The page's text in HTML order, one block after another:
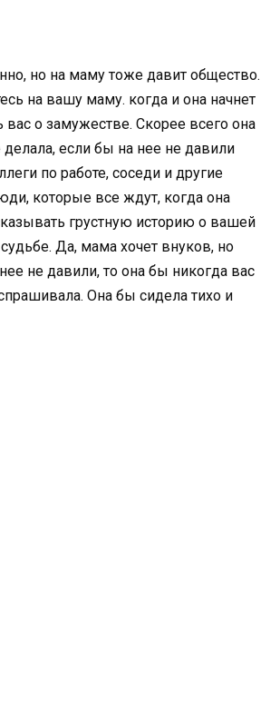
но на маму тоже давит общество.
на вашу маму. когда и она начнет
вас о замужестве. Скорее всего она
делала, если бы на нее не давили
по работе, соседи и другие
которые все ждут, когда она
грустную историю о вашей
судьбе. Да, мама хочет внуков, но
не давили, то она бы никогда вас
Она бы сидела тихо и